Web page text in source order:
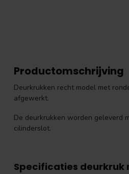
Productomschrijving
Deurkrukken recht model met
afgewerkt.
De deurkrukken worden geleverd
cilinderslot.
Specificaties deurkruk